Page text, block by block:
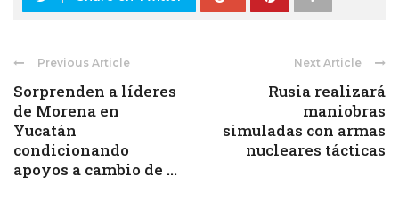
Previous Article
Sorprenden a líderes
de Morena en
Yucatán
condicionando
apoyos a cambio de ...
Next Article
Rusia realizará
maniobras
simuladas con armas
nucleares tácticas